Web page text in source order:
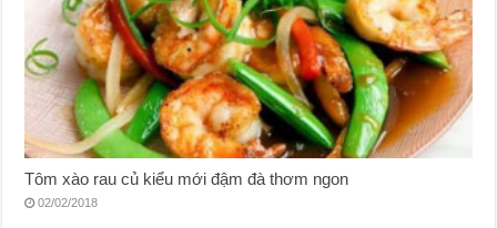
Tôm xào rau củ kiểu mới đậm đà thơm ngon
02/02/2018